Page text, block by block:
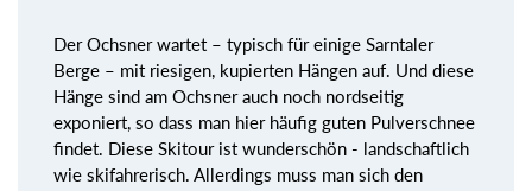
Der Ochsner wartet – typisch für einige Sarntaler
Berge – mit riesigen, kupierten Hängen auf. Und diese
Hänge sind am Ochsner auch noch nordseitig
exponiert, so dass man hier häufig guten Pulverschnee
findet. Diese Skitour ist wunderschön - landschaftlich
wie skifahrerisch. Allerdings muss man sich den